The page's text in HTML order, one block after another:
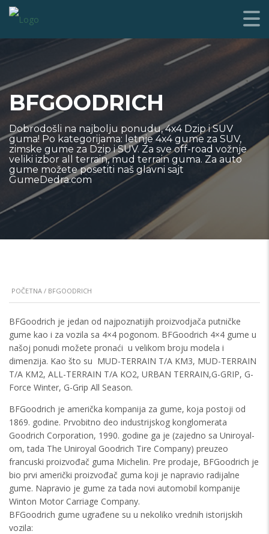
BFGOODRICH
Dobrodošli na najbolju ponudu, 4x4 Dzip i SUV
guma! Po kategorijama: letnje 4x4 gume za SUV,
zimske gume za Dzip i SUV. Za sve off-road vožnje
veliki izbor all terrain, mud terrain guma. Za auto
gume možete posetiti naš glavni sajt
GumeDedra.com
POČETNA / BFGOODRICH
BFGoodrich je jedan od najpoznatijih proizvodjača putničke
gume kao i za vozila sa 4×4 pogonom. BFGoodrich 4×4 gume u
našoj ponudi možete pronaći u velikom broju modela i
dimenzija. Kao što su MUD-TERRAIN T/A KM3, MUD-TERRAIN
T/A KM2, ALL-TERRAIN T/A KO2, URBAN TERRAIN,G-GRIP, G-
Force Winter, G-Grip All Season.
BFGoodrich je američka kompanija za gume, koja postoji od
1869. godine. Prvobitno deo industrijskog konglomerata
Goodrich Corporation, 1990. godine ga je (zajedno sa Uniroyal-
om, tada The Uniroyal Goodrich Tire Company) preuzeo
francuski proizvođač guma Michelin. Pre prodaje, BFGoodrich je
bio prvi američki proizvođač guma koji je napravio radijalne
gume. Napravio je gume za tada novi automobil kompanije
Winton Motor Carriage Company.
BFGoodrich gume ugrađene su u nekoliko vrednih istorijskih
vozila: